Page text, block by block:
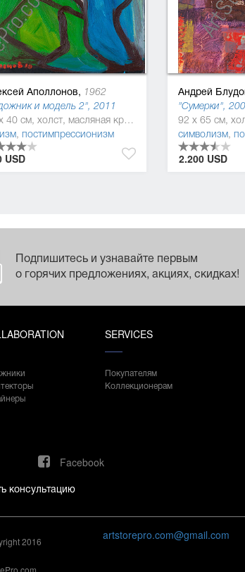
Аполлонов, 1962
и модель 2", 2011
50 x 40 см, холст, масляная краска
, постимпрессионизм
USD
Андрей
"Сумерки",
символизм,
2.200 USD
Подпишитесь и узнавайте первым
о горячих предложениях, акциях, скидках!
SERVICES
Покупателям
Коллекционерам
Facebook
консультацию
2016 artstorepro.com@gmail.com